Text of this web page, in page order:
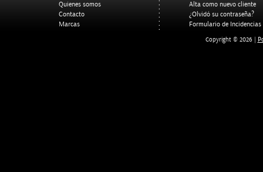
Quienes somos
Contacto
Marcas
Alta como nuevo cliente
¿Olvidó su contraseña?
Formulario de Incidencias
Copyright © 2026 |